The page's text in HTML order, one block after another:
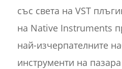
със света на VST
на Native Instruments
най-изчерпателните
инструменти на